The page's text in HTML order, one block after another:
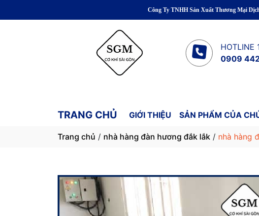
Công Ty TNHH Sản Xuất Thương Mại Dịch Vụ Cơ
HOTLINE
0909
TRANG CHỦ GIỚI THIỆU SẢN PHẨM CỦA
Trang chủ / nhà hàng đàn hương đắk lắk / nhà hàng